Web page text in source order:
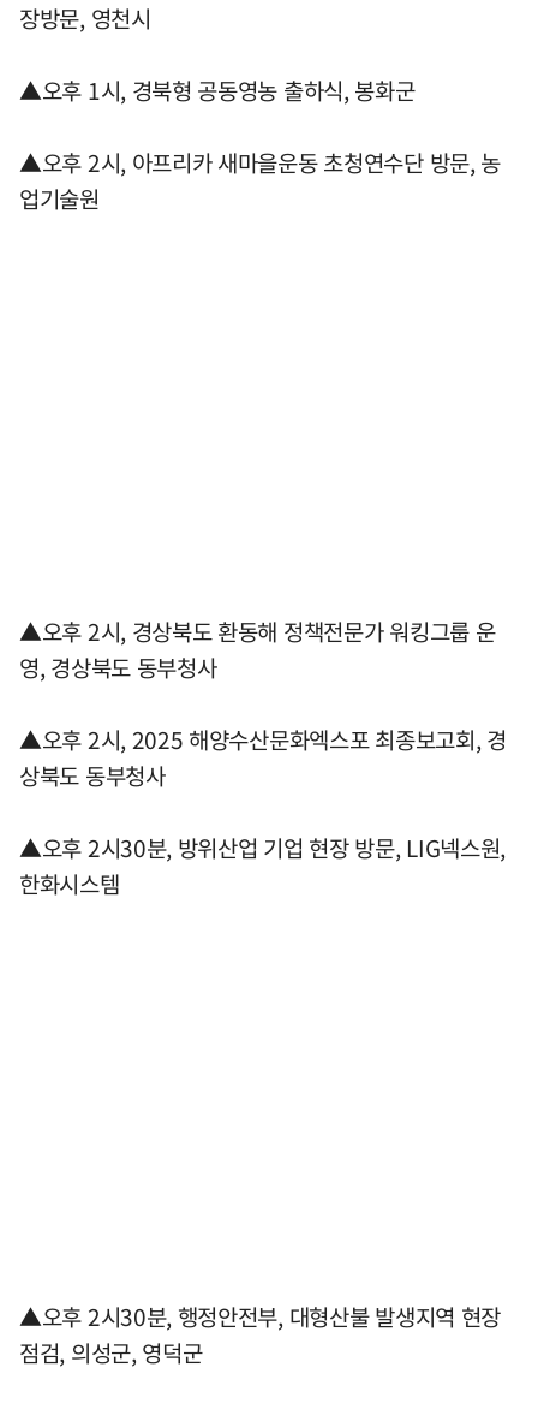
장방문, 영천시
▲오후 1시, 경북형 공동영농 출하식, 봉화군
▲오후 2시, 아프리카 새마을운동 초청연수단 방문, 농
업기술원
▲오후 2시, 경상북도 환동해 정책전문가 워킹그룹 운
영, 경상북도 동부청사
▲오후 2시, 2025 해양수산문화엑스포 최종보고회, 경
상북도 동부청사
▲오후 2시30분, 방위산업 기업 현장 방문, LIG넥스원,
한화시스템
▲오후 2시30분, 행정안전부, 대형산불 발생지역 현장
점검, 의성군, 영덕군